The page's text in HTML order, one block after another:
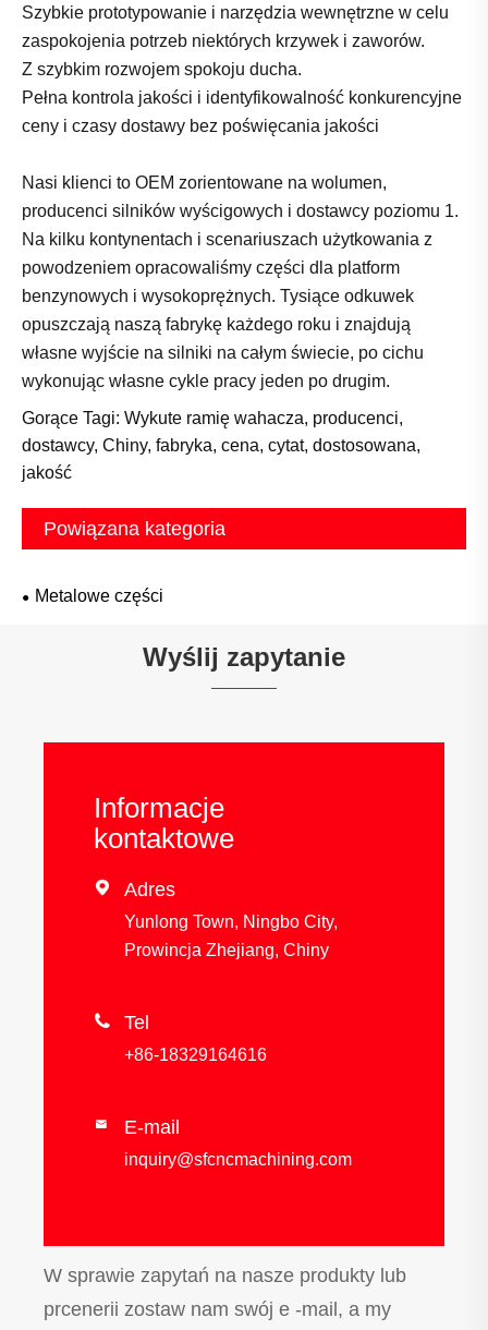
Szybkie prototypowanie i narzędzia wewnętrzne w celu
zaspokojenia potrzeb niektórych krzywek i zaworów.
Z szybkim rozwojem spokoju ducha.
Pełna kontrola jakości i identyfikowalność konkurencyjne
ceny i czasy dostawy bez poświęcania jakości
Nasi klienci to OEM zorientowane na wolumen,
producenci silników wyścigowych i dostawcy poziomu 1.
Na kilku kontynentach i scenariuszach użytkowania z
powodzeniem opracowaliśmy części dla platform
benzynowych i wysokoprężnych. Tysiące odkuwek
opuszczają naszą fabrykę każdego roku i znajdują
własne wyjście na silniki na całym świecie, po cichu
wykonując własne cykle pracy jeden po drugim.
Gorące Tagi: Wykute ramię wahacza, producenci,
dostawcy, Chiny, fabryka, cena, cytat, dostosowana,
jakość
Powiązana kategoria
Metalowe części
Wyślij zapytanie
Informacje
kontaktowe
 Adres
Yunlong Town, Ningbo City,
Prowincja Zhejiang, Chiny
 Tel
+86-18329164616
 E-mail
inquiry@sfcncmachining.com
W sprawie zapytań na nasze produkty lub
prcenerii zostaw nam swój e -mail, a my